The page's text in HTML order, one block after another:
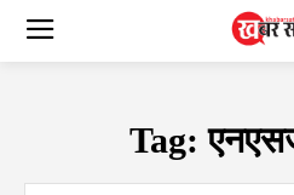
Tag: